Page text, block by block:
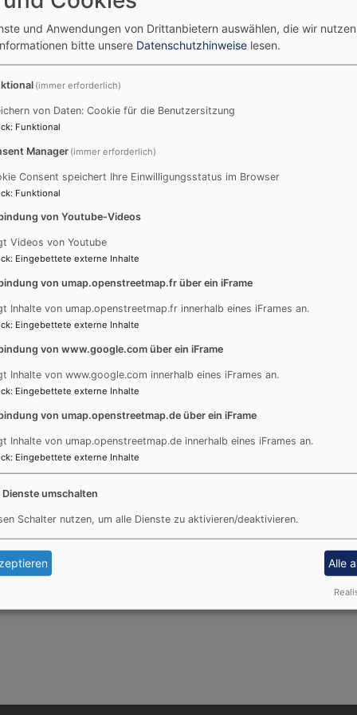
wurde vom Münchner Architekten Professor
Gemeindehaus das Zentrum des Elchingen
das Altarkreuz auf. Es stammt von dem in
Mit seinen in der Mitte des Kreuzes verschlungenen
Herrmann Günther gestaltet.
hinter der Kanzel, das die Thomasgeschichte zeigt,
sind. Beide wurden vom Bildhauer Ernst Steinacker
Orgel, die 1987 geweiht wurde und vom
die größten zweieinhalb Meter.
und Anwendungen von Drittanbietern auswählen, die wir
bitte unsere Datenschutzhinweise lesen.
(immer erforderlich)
von Daten: Cookie für die Benutzersitzung
: Funktional
Manager (immer erforderlich)
Consent speichert Ihre Einwilligungsstatus im Browser
: Funktional
von Youtube-Videos
Videos von Youtube
: Eingebettete externe Inhalte
von umap.openstreetmap.fr über ein iFrame
Inhalte von umap.openstreetmap.fr innerhalb eines iFrames an.
: Eingebettete externe Inhalte
von www.google.com über ein iFrame
Inhalte von www.google.com innerhalb eines iFrames an.
: Eingebettete externe Inhalte
von umap.openstreetmap.de über ein iFrame
Inhalte von umap.openstreetmap.de innerhalb eines iFrames an.
: Eingebettete externe Inhalte
Dienste umschalten
Schalter nutzen, um alle Dienste zu aktivieren/deaktivieren.
Alle